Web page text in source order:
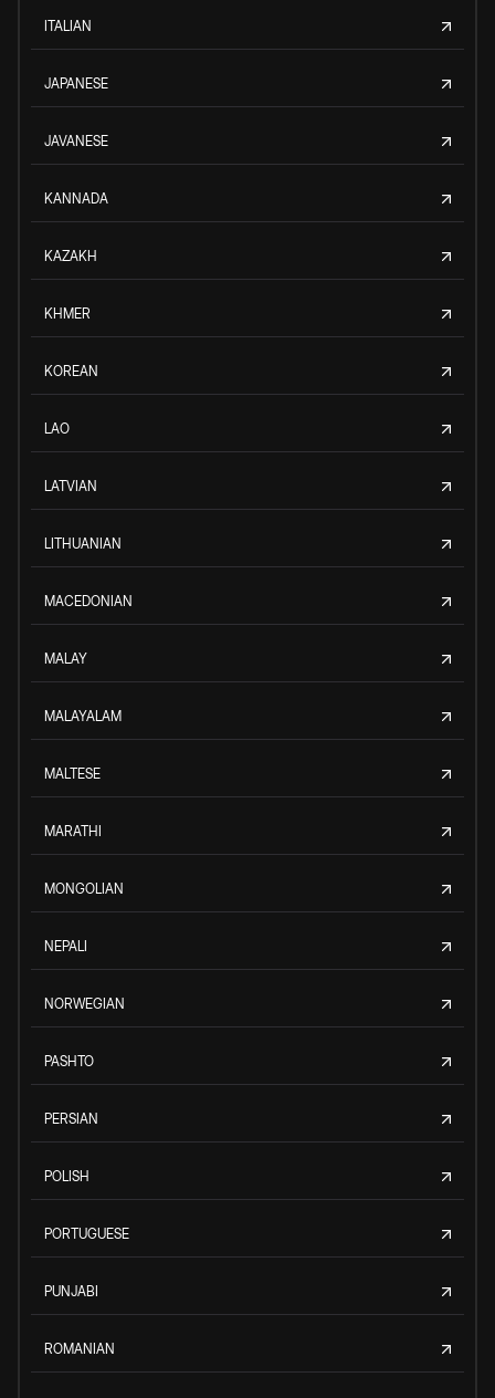
ITALIAN
JAPANESE
JAVANESE
KANNADA
KAZAKH
KHMER
KOREAN
LAO
LATVIAN
LITHUANIAN
MACEDONIAN
MALAY
MALAYALAM
MALTESE
MARATHI
MONGOLIAN
NEPALI
NORWEGIAN
PASHTO
PERSIAN
POLISH
PORTUGUESE
PUNJABI
ROMANIAN